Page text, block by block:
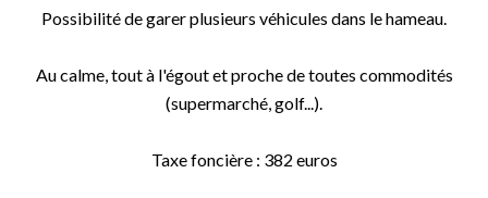
Possibilité de garer plusieurs véhicules dans le hameau.
Au calme, tout à l'égout et proche de toutes commodités
(supermarché, golf...).
Taxe foncière : 382 euros